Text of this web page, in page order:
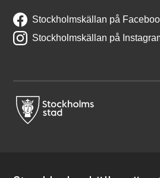
Stockholmskällan på
Stockholmskällan på